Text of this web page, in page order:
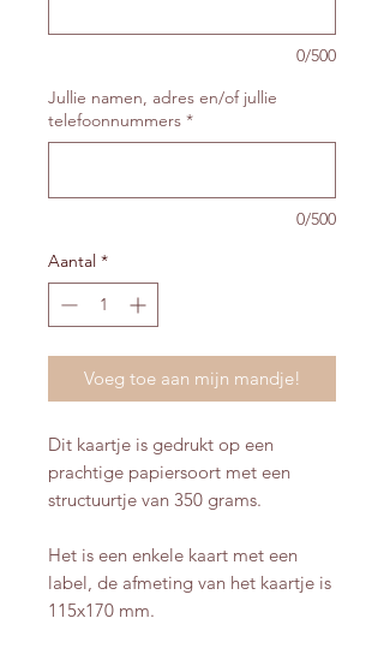
0/500
Jullie namen, adres en/of jullie
telefoonnummers *
0/500
Aantal *
Voeg toe aan mijn mandje!
Dit kaartje is gedrukt op een
prachtige papiersoort met een
structuurtje van 350 grams.
Het is een enkele kaart met een
label, de afmeting van het kaartje is
115x170 mm.